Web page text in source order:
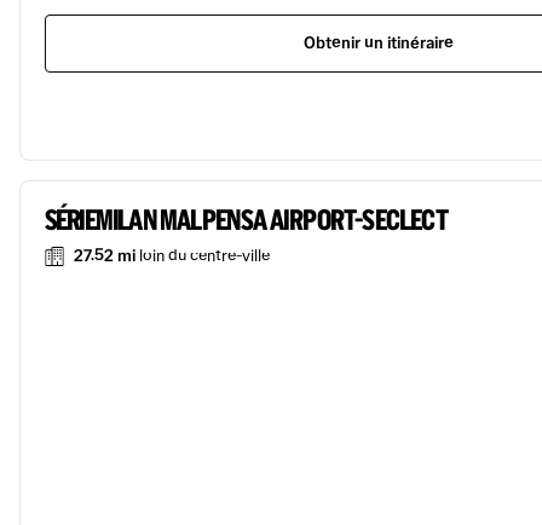
Obtenir un itinéraire
SÉRIE MILAN MALPENSA AIRPORT-SECLECT
27.52 mi loin du centre-ville